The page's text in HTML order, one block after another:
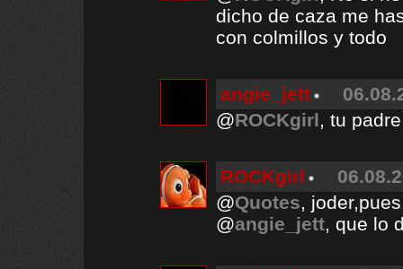
dicho de caza me
con colmillos y todo
angie_jett
@ROCKgirl, tu
ROCKgirl
@Quotes,
@angie_jett, que lo